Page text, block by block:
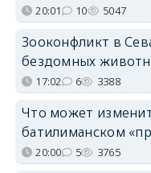
20:01 10 5047
Зооконфликт в
бездомных
17:02 6 3388
Что может
батилиманском
20:00 5 3765